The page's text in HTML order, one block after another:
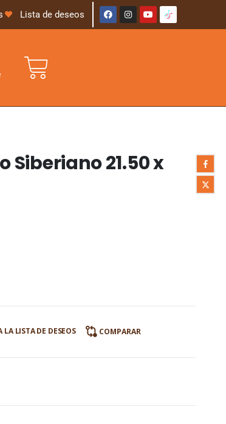
Lista de deseos
Siberiano 21.50 x
LA LISTA DE DESEOS COMPARAR